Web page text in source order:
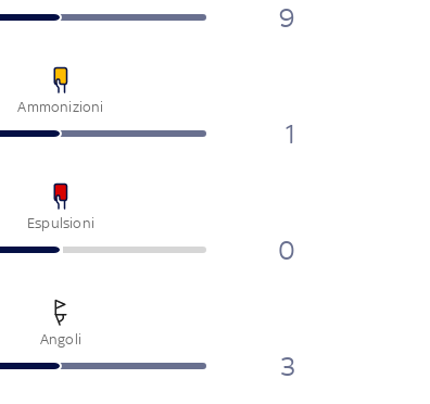
9
Ammonizioni
1
Espulsioni
0
Angoli
3